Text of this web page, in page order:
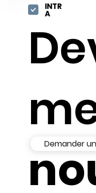
Demander
INTR
A